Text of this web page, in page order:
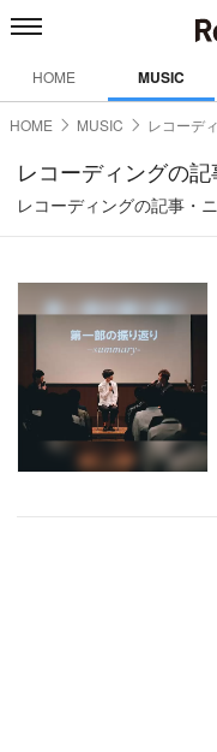
HOME MUSIC
HOME MUSIC レコーデ
レコーディングの
レコーディングの記事・